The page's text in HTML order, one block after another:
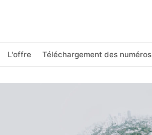
L'offre Téléchargement des numéros